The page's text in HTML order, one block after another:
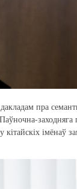
пра
заходняга
кітайскіх імёнаў